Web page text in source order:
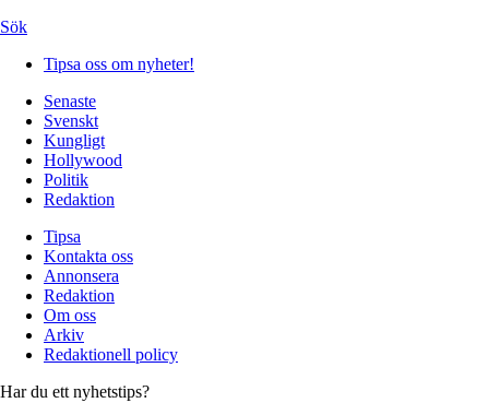
Sök
Tipsa oss om nyheter!
Senaste
Svenskt
Kungligt
Hollywood
Politik
Redaktion
Tipsa
Kontakta oss
Annonsera
Redaktion
Om oss
Arkiv
Redaktionell policy
Har du ett nyhetstips?